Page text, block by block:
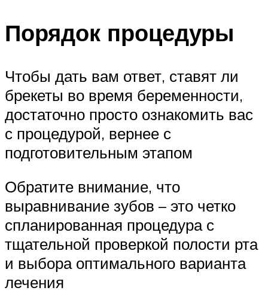
Порядок процедуры
Чтобы дать вам ответ, ставят ли
брекеты во время беременности,
достаточно просто ознакомить вас
с процедурой, вернее с
подготовительным этапом
Обратите внимание, что
выравнивание зубов – это четко
спланированная процедура с
тщательной проверкой полости рта
и выбора оптимального варианта
лечения